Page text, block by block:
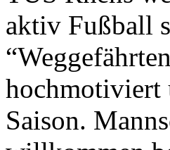
aktiv Fußball
hochmotiviert
Saison.